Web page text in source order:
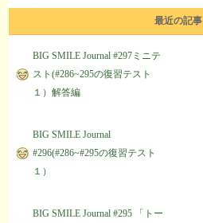
最近の記事
BIG SMILE Journal #297ミニテ
スト(#286~295の復習テスト
１）解答編
BIG SMILE Journal
#296(#286~#295の復習テスト
１）
BIG SMILE Journal #295 「トー